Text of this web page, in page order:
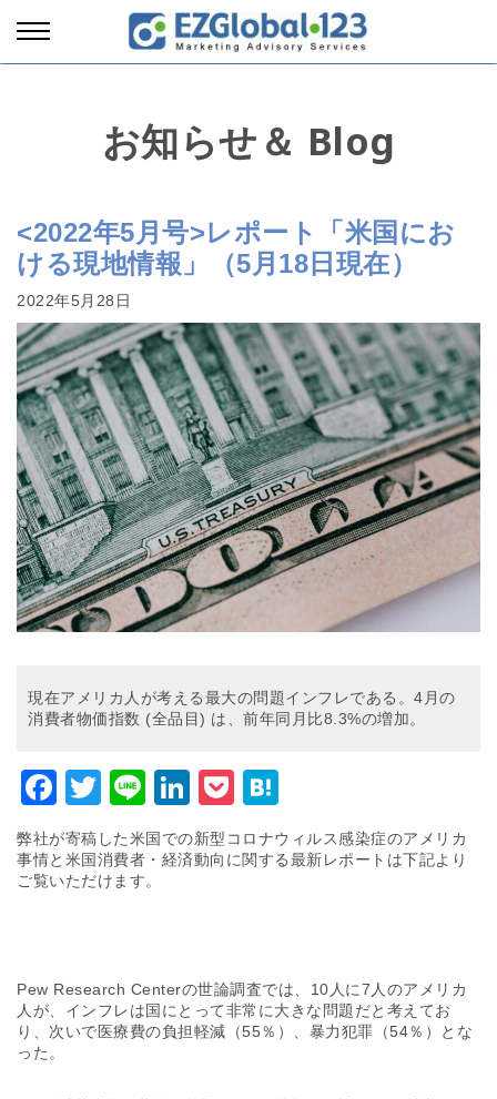
お知らせ＆ Blog
<2022年5月号>レポート「米国にお
ける現地情報」（5月18日現在）
現在アメリカ人が考える最大の問題インフレである。4月の
消費者物価指数 (全品目) は、前年同月比8.3%の増加。
Facebook
Twitter
LineLinkedIn
Pocket
弊社が寄稿した米国での新型コロナウィルス感染症のアメリカ
事情と米国消費者・経済動向に関する最新レポートは下記より
ご覧いただけます。
Pew Research Centerの世論調査では、10人に7人のアメリカ
人が、インフレは国にとって非常に大きな問題だと考えてお
り、次いで医療費の負担軽減（55％）、暴力犯罪（54％）とな
った。